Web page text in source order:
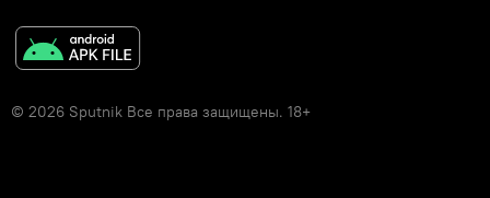
© 2026 Sputnik Все права защищены. 18+